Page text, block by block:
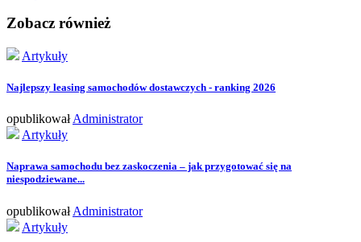
Zobacz również
Artykuły
Najlepszy leasing samochodów dostawczych - ranking 2026
opublikował Administrator
Artykuły
Naprawa samochodu bez zaskoczenia – jak przygotować się na
niespodziewane...
opublikował Administrator
Artykuły